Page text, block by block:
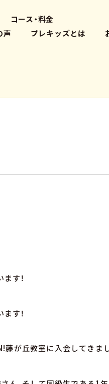
コース・料金
声 プレキッズとは
す！
す！
藤が丘教室に入会してきま